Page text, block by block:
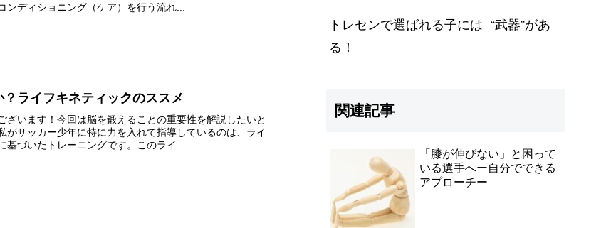
ディショニング（ケア）を行う流れ...
ライフキネティックのススメ
ざいます！今回は脳を鍛えることの重要性を解説したいと
がサッカー少年に特に力を入れて指導しているのは、ライ
基づいたトレーニングです。このライ...
トレセンで選ばれる子には “武器”があ
る！
関連記事
「膝が伸びない」と困って
いる選手へー自分でできる
アプローチー